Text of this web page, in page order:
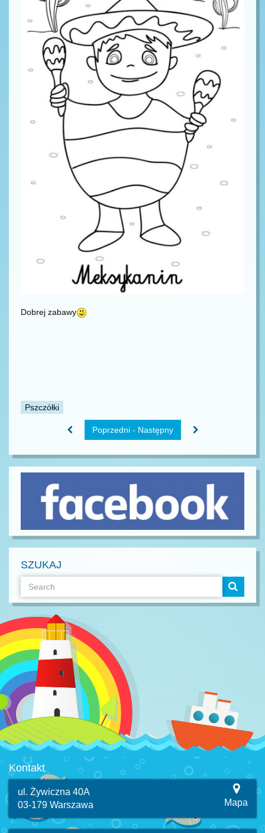
Dobrej zabawy
Pszczółki
Poprzedni - Następny
SZUKAJ
Kontakt
ul. Żywiczna 40A
03-179 Warszawa
Mapa